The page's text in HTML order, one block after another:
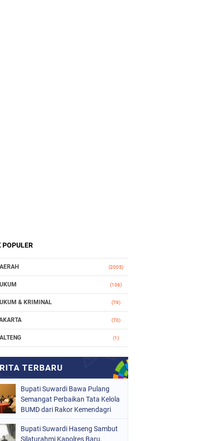
POPULER
(2005)
(106)
& KRIMINAL (79)
(70)
(1)
(748)
(157)
Bupati Suwardi Bawa Pulang
Semangat Perbaikan Tata Kelola
BUMD dari Rakor Kemendagri
Bupati Suwardi Haseng Sambut
Silaturahmi Kapolres Baru,